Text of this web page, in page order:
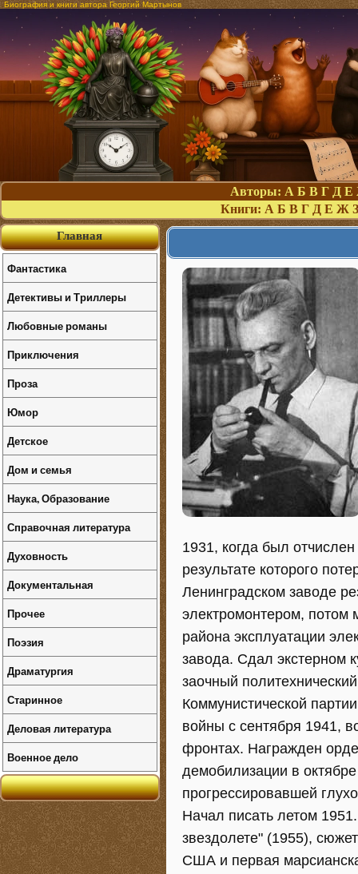
Биография и книги автора Георгий Мартынов
Авторы: А Б В Г Д Е
Книги: А Б В Г Д Е Ж З
1931, когда был
результате которого
Ленинградском заводе
электромонтером, потом
района эксплуатации
завода. Сдал экстерном
заочный
Коммунистической
войны с сентября 1941,
фронтах. Награжден
демобилизации в
прогрессировавшей
Начал писать летом
звездолете" (1955),
США и первая
Главная
Фантастика
Детективы и Триллеры
Любовные романы
Приключения
Проза
Юмор
Детское
Дом и семья
Наука, Образование
Справочная литература
Духовность
Документальная
Прочее
Поэзия
Драматургия
Старинное
Деловая литература
Военное дело